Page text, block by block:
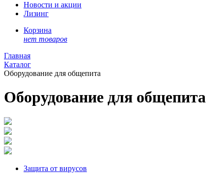
Новости и акции
Лизинг
Корзина
нет товаров
Главная
Каталог
Оборудование для общепита
Оборудование для общепита
Защита от вирусов